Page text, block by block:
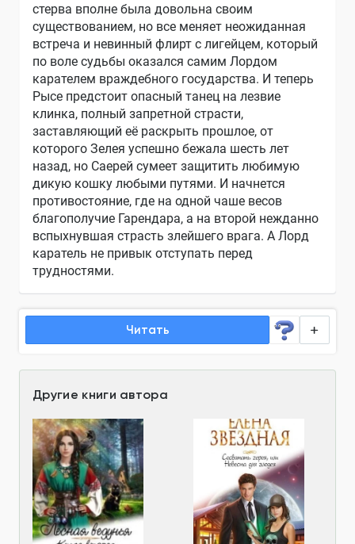
стерва вполне была довольна своим
существованием, но все меняет неожиданная
встреча и невинный флирт с лигейцем, который
по воле судьбы оказался самим Лордом
карателем враждебного государства. И теперь
Рысе предстоит опасный танец на лезвие
клинка, полный запретной страсти,
заставляющий её раскрыть прошлое, от
которого Зелея успешно бежала шесть лет
назад, но Саерей сумеет защитить любимую
дикую кошку любыми путями. И начнется
противостояние, где на одной чаше весов
благополучие Гарендара, а на второй нежданно
вспыхнувшая страсть злейшего врага. А Лорд
каратель не привык отступать перед
трудностями.
Читать
Другие книги автора